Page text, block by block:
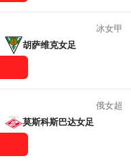
冰女甲
胡萨维克女足
俄女超
莫斯科斯巴达女足